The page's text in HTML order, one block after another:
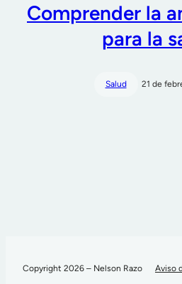
Comprender la
para la
Salud 21 de
Copyright 2026 – Nelson Razo Aviso